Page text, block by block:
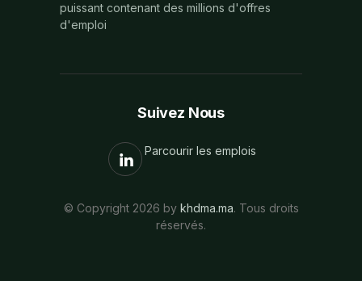
puissant contenant des millions d'offres
d'emploi
Suivez Nous
Parcourir les emplois
© Copyright 2026 by khdma.ma. Tous droits
réservés.